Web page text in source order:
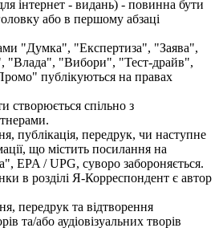
інтернет - видань) - повинна бути
або в першому абзаці
"Думка", "Експертиза", "Заява",
"Влада", "Вибори", "Тест-драйв",
публікуються на правах
створюється спільно з
публікація, передрук, чи наступне
що містить посилання на
EPA / UPG, суворо забороняється.
в розділі Я-Корреспондент є автор
передрук та відтворення
та/або аудіовізуальних творів